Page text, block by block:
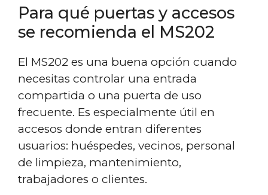
Para qué puertas y accesos
se recomienda el MS202
El MS202 es una buena opción cuando
necesitas controlar una entrada
compartida o una puerta de uso
frecuente. Es especialmente útil en
accesos donde entran diferentes
usuarios: huéspedes, vecinos, personal
de limpieza, mantenimiento,
trabajadores o clientes.